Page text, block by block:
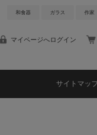
和食器 ガラス 作家
マイページへログイン
サイトマッ